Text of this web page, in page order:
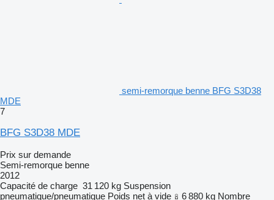
semi-remorque benne BFG S3D38
MDE
7
BFG S3D38 MDE
Prix sur demande
Semi-remorque benne
2012
Capacité de charge 31 120 kg Suspension
pneumatique/pneumatique Poids net à vide 6 880 kg Nombre